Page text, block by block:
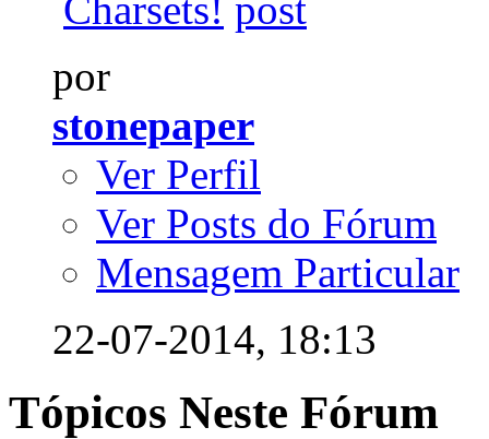
por
stonepaper
Ver Perfil
Ver Posts do Fórum
Mensagem Particular
22-07-2014, 18:13
Tópicos Neste Fórum